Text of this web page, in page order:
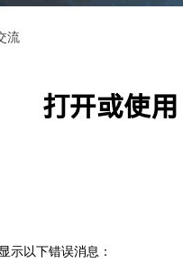
流
打开或使
示以下错误消息：